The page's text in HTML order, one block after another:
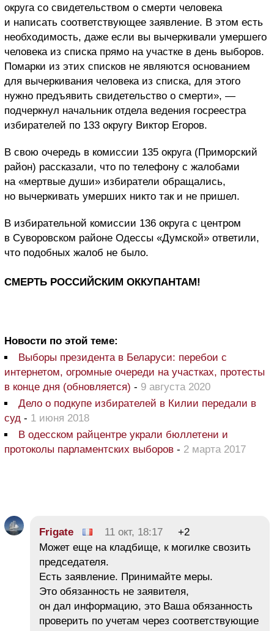
округа со свидетельством о смерти человека
и написать соответствующее заявление. В этом есть
необходимость, даже если вы вычеркивали умершего
человека из списка прямо на участке в день выборов.
Помарки из этих списков не являются основанием
для вычеркивания человека из списка, для этого
нужно предъявить свидетельство о смерти», —
подчеркнул начальник отдела ведения госреестра
избирателей по 133 округу Виктор Егоров.
В свою очередь в комиссии 135 округа (Приморский
район) рассказали, что по телефону с жалобами
на «мертвые души» избиратели обращались,
но вычеркивать умерших никто так и не пришел.
В избирательной комиссии 136 округа с центром
в Суворовском районе Одессы «Думской» ответили,
что подобных жалоб не было.
СМЕРТЬ РОССИЙСКИМ ОККУПАНТАМ!
Новости по этой теме:
Выборы президента в Беларуси: перебои с
интернетом, огромные очереди на участках, протесты
в конце дня (обновляется) - 9 августа 2020
Дело о подкупе избирателей в Килии передали в
суд - 1 июня 2018
В одесском райцентре украли бюллетени и
протоколы парламентских выборов - 2 марта 2017
Frigate 11 окт, 18:17
+2
Может еще на кладбище, к могилке свозить
председателя.
Есть заявление. Принимайте меры.
Это обязанность не заявителя,
он дал информацию, это Ваша обязанность
проверить по учетам через соответствующие